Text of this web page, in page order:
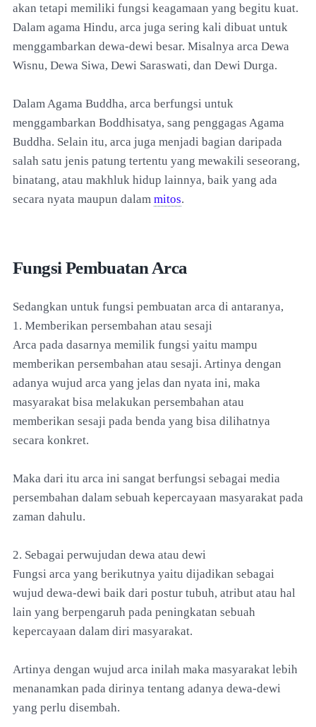
akan tetapi memiliki fungsi keagamaan yang begitu kuat.
Dalam agama Hindu, arca juga sering kali dibuat untuk
menggambarkan dewa-dewi besar. Misalnya arca Dewa
Wisnu, Dewa Siwa, Dewi Saraswati, dan Dewi Durga.
Dalam Agama Buddha, arca berfungsi untuk
menggambarkan Boddhisatya, sang penggagas Agama
Buddha. Selain itu, arca juga menjadi bagian daripada
salah satu jenis patung tertentu yang mewakili seseorang,
binatang, atau makhluk hidup lainnya, baik yang ada
secara nyata maupun dalam mitos.
Fungsi Pembuatan Arca
Sedangkan untuk fungsi pembuatan arca di antaranya,
1. Memberikan persembahan atau sesaji
Arca pada dasarnya memilik fungsi yaitu mampu
memberikan persembahan atau sesaji. Artinya dengan
adanya wujud arca yang jelas dan nyata ini, maka
masyarakat bisa melakukan persembahan atau
memberikan sesaji pada benda yang bisa dilihatnya
secara konkret.
Maka dari itu arca ini sangat berfungsi sebagai media
persembahan dalam sebuah kepercayaan masyarakat pada
zaman dahulu.
2. Sebagai perwujudan dewa atau dewi
Fungsi arca yang berikutnya yaitu dijadikan sebagai
wujud dewa-dewi baik dari postur tubuh, atribut atau hal
lain yang berpengaruh pada peningkatan sebuah
kepercayaan dalam diri masyarakat.
Artinya dengan wujud arca inilah maka masyarakat lebih
menanamkan pada dirinya tentang adanya dewa-dewi
yang perlu disembah.